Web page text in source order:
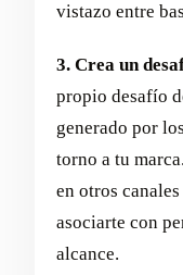
vistazo entre
3. Crea un
propio desafío
generado por
torno a tu
en otros
asociarte con
alcance.